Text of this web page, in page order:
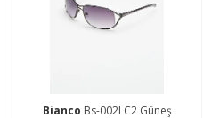
Bianco Bs-002l C2 Güneş